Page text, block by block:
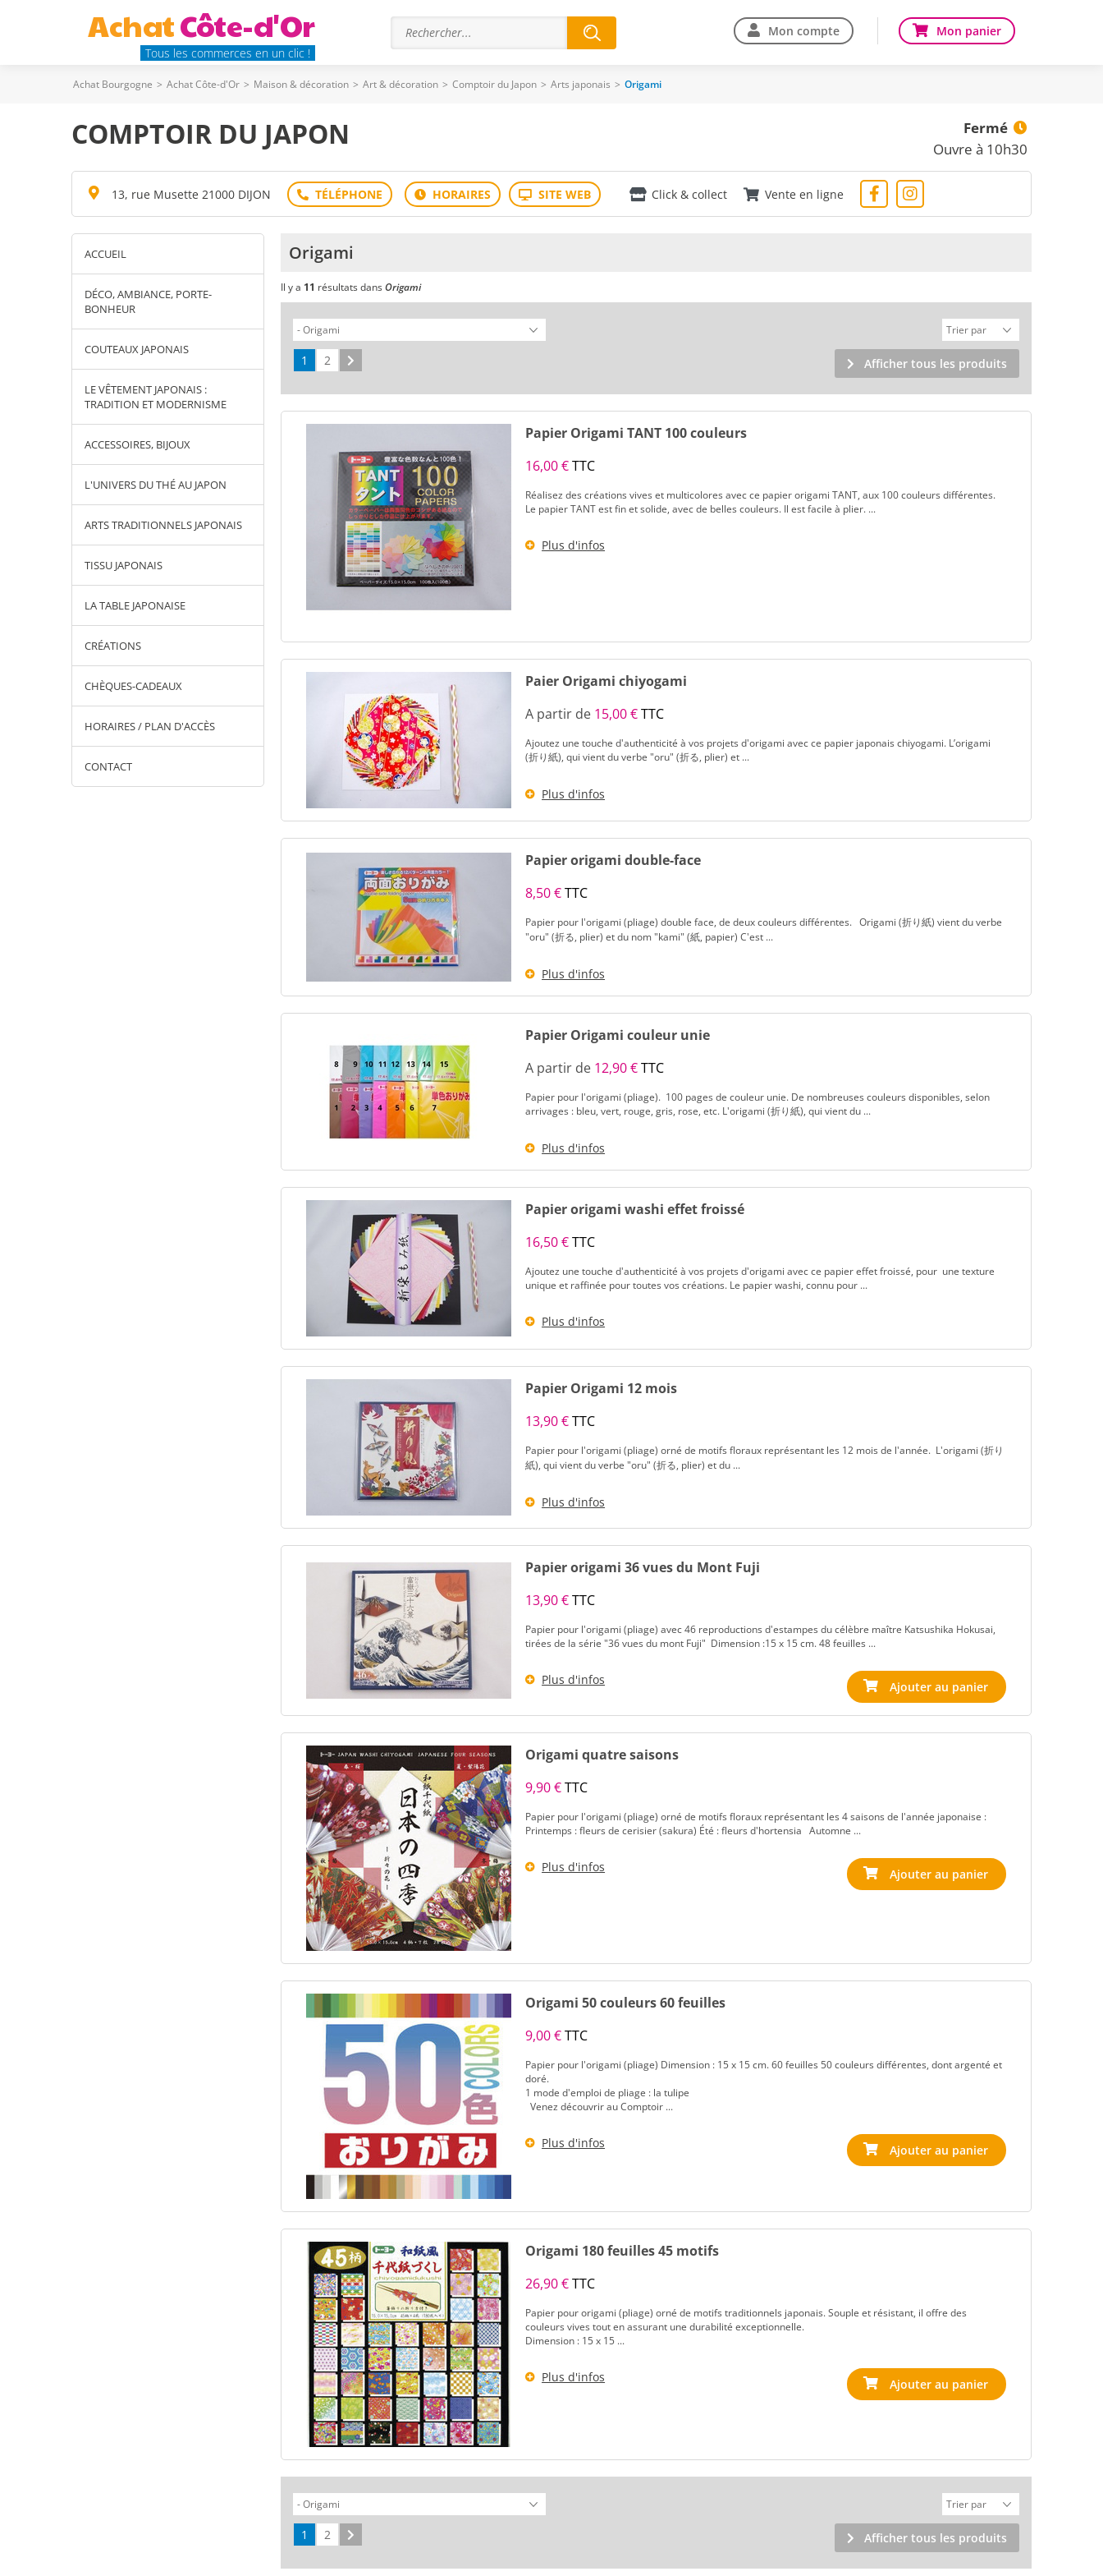
AchatCôte-d'Or
Tous les commerces en un clic !
Mon compte Mon panier
Achat Bourgogne > Achat Côte-d'Or > Maison & décoration > Art & décoration > Comptoir du Japon > Arts japonais > Origami
COMPTOIR DU JAPON
Fermé
Ouvre à 10h30
13, rue Musette 21000 DIJON Click & collect Vente en ligne
ACCUEIL
DÉCO, AMBIANCE, PORTE-
BONHEUR
COUTEAUX JAPONAIS
LE VÊTEMENT JAPONAIS :
TRADITION ET MODERNISME
ACCESSOIRES, BIJOUX
L'UNIVERS DU THÉ AU JAPON
ARTS TRADITIONNELS JAPONAIS
TISSU JAPONAIS
LA TABLE JAPONAISE
CRÉATIONS
CHÈQUES-CADEAUX
HORAIRES / PLAN D'ACCÈS
CONTACT
Origami
Il y a 11 résultats dansOrigami
1 2 Afficher tous les produits
Papier Origami TANT 100 couleurs
16,00 €TTC
Réalisez des créations vives et multicolores avec ce papier origami TANT, aux 100 couleurs différentes.
Le papier TANT est fin et solide, avec de belles couleurs. Il est facile à plier. ...
Plus d'infos
Paier Origami chiyogami
A partir de 15,00 €TTC
Ajoutez une touche d'authenticité à vos projets d'origami avec ce papier japonais chiyogami. L’origami
(折り紙), qui vient du verbe "oru" (折る, plier) et ...
Plus d'infos
Papier origami double-face
8,50 €TTC
Papier pour l'origami (pliage) double face, de deux couleurs différentes. Origami (折り紙) vient du verbe
"oru" (折る, plier) et du nom "kami" (紙, papier) C'est ...
Plus d'infos
Papier Origami couleur unie
A partir de 12,90 €TTC
Papier pour l'origami (pliage). 100 pages de couleur unie. De nombreuses couleurs disponibles, selon
arrivages : bleu, vert, rouge, gris, rose, etc. L'origami (折り紙), qui vient du ...
Plus d'infos
Papier origami washi effet froissé
16,50 €TTC
Ajoutez une touche d'authenticité à vos projets d'origami avec ce papier effet froissé, pour une texture
unique et raffinée pour toutes vos créations. Le papier washi, connu pour ...
Plus d'infos
Papier Origami 12 mois
13,90 €TTC
Papier pour l'origami (pliage) orné de motifs floraux représentant les 12 mois de l'année. L'origami (折り
紙), qui vient du verbe "oru" (折る, plier) et du ...
Plus d'infos
Papier origami 36 vues du Mont Fuji
13,90 €TTC
Papier pour l'origami (pliage) avec 46 reproductions d'estampes du célèbre maître Katsushika Hokusai,
tirées de la série "36 vues du mont Fuji" Dimension :15 x 15 cm. 48 feuilles ...
Plus d'infos
Origami quatre saisons
9,90 €TTC
Papier pour l'origami (pliage) orné de motifs floraux représentant les 4 saisons de l'année japonaise :
Printemps : fleurs de cerisier (sakura) Été : fleurs d'hortensia Automne ...
Plus d'infos
Origami 50 couleurs 60 feuilles
9,00 €TTC
Papier pour l'origami (pliage) Dimension : 15 x 15 cm. 60 feuilles 50 couleurs différentes, dont argenté et
doré.
1 mode d'emploi de pliage : la tulipe
Venez découvrir au Comptoir ...
Plus d'infos
Origami 180 feuilles 45 motifs
26,90 €TTC
Papier pour origami (pliage) orné de motifs traditionnels japonais. Souple et résistant, il offre des
couleurs vives tout en assurant une durabilité exceptionnelle.
Dimension : 15 x 15 ...
Plus d'infos
1 2 Afficher tous les produits